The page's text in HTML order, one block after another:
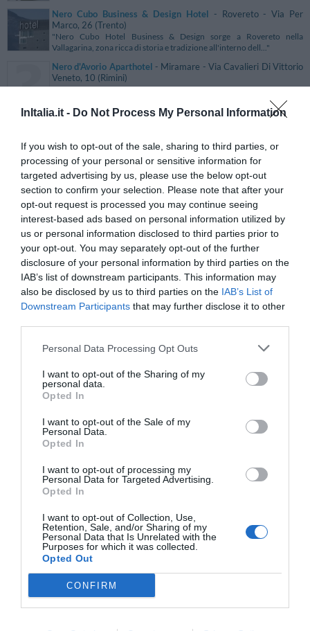
InItalia.it - Do Not Process My Personal Information
If you wish to opt-out of the sale, sharing to third parties, or
processing of your personal or sensitive information for
targeted advertising by us, please use the below opt-out
section to confirm your selection. Please note that after your
opt-out request is processed you may continue seeing
interest-based ads based on personal information utilized by
us or personal information disclosed to third parties prior to
your opt-out. You may separately opt-out of the further
disclosure of your personal information by third parties on the
IAB’s list of downstream participants. This information may
also be disclosed by us to third parties on the IAB’s List of
Downstream Participants that may further disclose it to other
Personal Data Processing Opt Outs
I want to opt-out of the Sharing of my
personal data.
Opted In
I want to opt-out of the Sale of my
Personal Data.
Opted In
I want to opt-out of processing my
Personal Data for Targeted Advertising.
Opted In
I want to opt-out of Collection, Use,
Retention, Sale, and/or Sharing of my
Personal Data that Is Unrelated with the
Purposes for which it was collected.
Opted Out
CONFIRM
Nero Cubo Business & Design Hotel - Rovereto - Via Per
Marco, 26 (Trento)
"Nero Cubo Hotel Business & Design sorge a Rovereto nella
Vallagarina, zona ricca di storia e tradizione all'interno dell..."
Nero d'Avorio Aparthotel - Miramare - Via Cavalieri Di Vittorio
Veneto, 10 (Rimini)
"..."
Nerva Accomodation- Roma - Piazza Della Suburra, 2 (Roma)
New Dino's hotel- San Giovanni in Fiore - viale della
Repubblica, 248 (Cosenza)
"Il New Dino's Hotel è una struttura di moderna concezione situata a
San Giovanni in Fiore, nel cuore della Sila, in un c..."
New Hotel Ares- Milano - Via Edoardo Porro, 8 (Milano)
"L'Hotel Ares, ristrutturato nel 2013 dalla nuova gestione, è un
accogliente albergo a gestione familiare situato a circa..."
New Hotel Magna Grecia- Sibari - Via Ferrovia, 2 (Cosenza)
"Il New Hotel Magna Grecia è un esclusivo albergo 4 stelle situato a
Sibari in un contesto ricco di storia e cultura, a c..."
(Milano)
quartiere Sempione-Garibaldi, vicino al cuore pulsante del..."
NH Anglo American- Firenze - via Garibaldi, 9 (Firenze)
"Il Framon Hotel Anglo American ha una storica tradizione
testimoniata dall’antico palazzo ottocentesco sul quale è stato..."
NH Baglio Oneto Resort- Marsala - Contrada Baronazzo
Amalfi, 55 (Trapani)
"Il Resort Baglio Oneto è situato a Marsala all'interno di una tenuta di
NH Crystal Hotel- Trapani - piazza Umberto I (Trapani)
"NH Crystal Hotel è una moderna ed elegante struttura situata a
Trapani a pochi passi dal centro cittadino e dall'oasi ve..."
NH Grand Hotel Liberty- Messina - via I Settembre, 15
(Messina)
"Il Grand Hotel Liberty è situato nel cuore di Messina e grazie alla sua
posizione e al suo stile unico rappresenta la so..."
NH Grand Hotel Verdi- Milano - via Melchiorre Gioia, 6
(Milano)
"Il Grand Hotel Verdi è situato a Milano, a pochi passi dal centro
storico, nel cuore commerciale della città. La strutt..."